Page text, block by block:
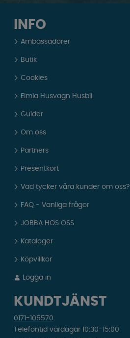
INFO
Ambassadörer
Butik
Cookies
Elmia Husvagn Husbil
Guider
Om oss
Partners
Presentkort
Vad tycker våra kunder om oss?
FAQ - Vanliga frågor
JOBBA HOS OSS
Kataloger
Köpvillkor
Logga in
KUNDTJÄNST
0171-105570
Telefontid vardagar 10:30-15:00